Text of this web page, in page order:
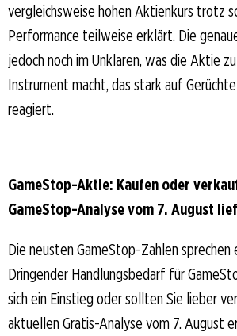
vergleichsweise hohen Aktienkurs trotz
Performance teilweise erklärt. Die
jedoch noch im Unklaren, was die Aktie
Instrument macht, das stark auf
reagiert.
GameStop-Aktie: Kaufen oder
GameStop-Analyse vom 7. August
Die neusten GameStop-Zahlen sprechen
Dringender Handlungsbedarf für
sich ein Einstieg oder sollten Sie lieber
aktuellen Gratis-Analyse vom 7. August